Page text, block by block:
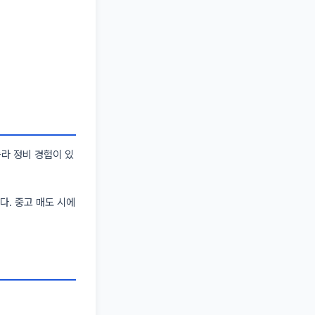
정비 경험이 있
. 중고 매도 시에